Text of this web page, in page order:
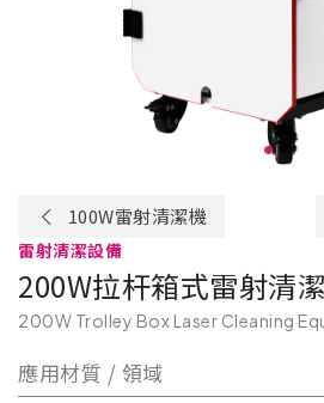
100W雷射清潔機
雷射清潔設備
200W拉杆箱式雷射清
200W Trolley Box Laser Cleaning
應用材質 / 領域